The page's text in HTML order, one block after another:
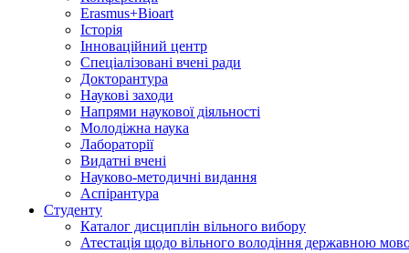
Erasmus+Bioart
Історія
Інноваційний центр
Спеціалізовані вчені ради
Докторантура
Наукові заходи
Напрями наукової діяльності
Молодіжна наука
Лабораторії
Видатні вчені
Науково-методичні видання
Аспірантура
Студенту
Каталог дисциплін вільного вибору
Атестація щодо вільного володіння державною